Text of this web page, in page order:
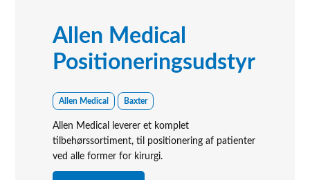
Allen Medical
Positioneringsudstyr
Allen Medical Baxter
Allen Medical leverer et komplet
tilbehørssortiment, til positionering af patienter
ved alle former for kirurgi.